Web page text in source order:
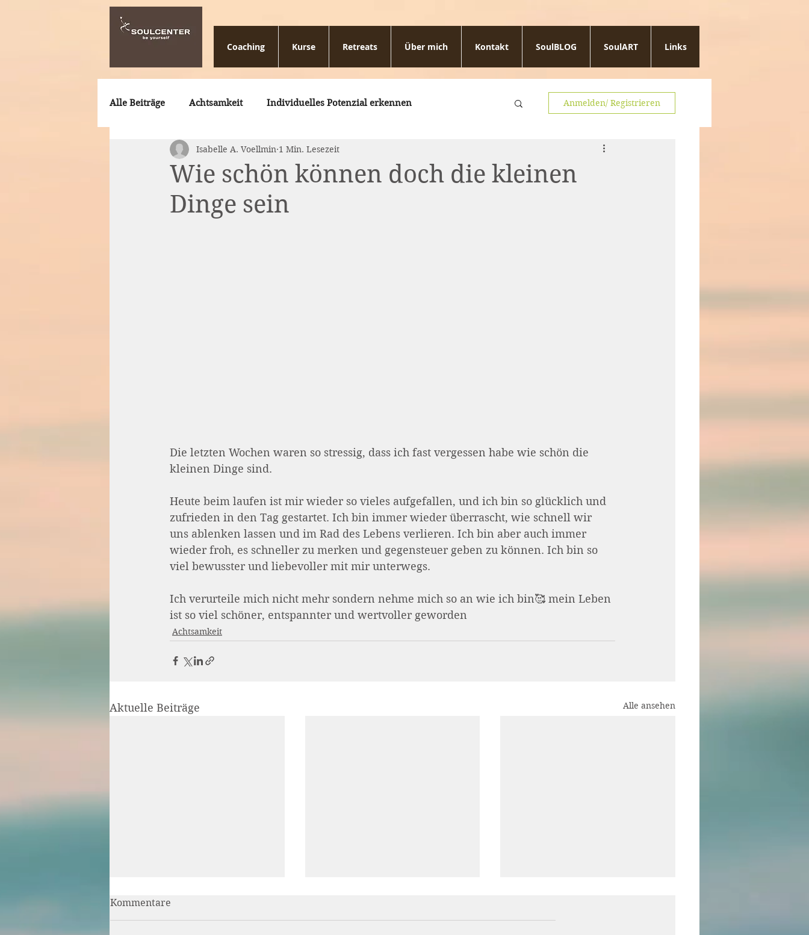
Coaching Kurse Retreats Über mich Kontakt SoulBLOG SoulART Links
Alle Beiträge Achtsamkeit Individuelles Potenzial erkennen
Beruf-Berufung Storytelling Retreats
Anmelden/ Registrieren
Wie schön können doch die kleinen
Dinge sein
Isabelle A. Voellmin 1 Min. Lesezeit
Die letzten Wochen waren so stressig, dass ich fast vergessen habe wie schön die
kleinen Dinge sind.
Heute beim laufen ist mir wieder so vieles aufgefallen, und ich bin so glücklich und
zufrieden in den Tag gestartet. Ich bin immer wieder überrascht, wie schnell wir
uns ablenken lassen und im Rad des Lebens verlieren. Ich bin aber auch immer
wieder froh, es schneller zu merken und gegensteuer geben zu können. Ich bin so
viel bewusster und liebevoller mit mir unterwegs.
Ich verurteile mich nicht mehr sondern nehme mich so an wie ich bin🥰 mein Leben
ist so viel schöner, entspannter und wertvoller geworden
Achtsamkeit
Aktuelle Beiträge Alle ansehen
Kommentare